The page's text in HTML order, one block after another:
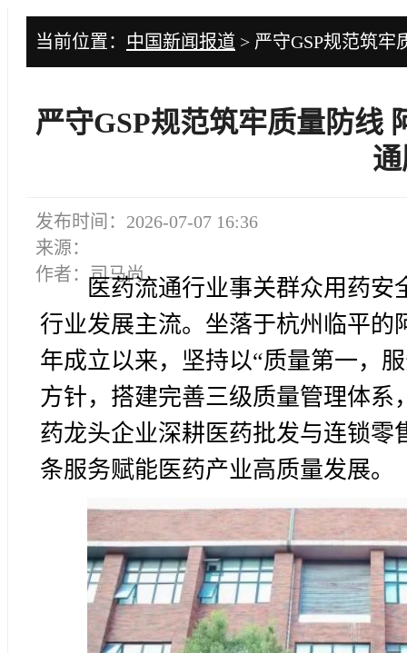
当前位置： 中国新闻报道 > 严守GSP规范筑
严守GSP规范筑牢质量防线
发布时间：2026-07-07 16:36
来源：
作者：司马尚
医药流通行业事关群众用药
行业发展主流。坐落于杭州临平的
年成立以来，坚持以“质量第一，
方针，搭建完善三级质量管理体
药龙头企业深耕医药批发与连锁
条服务赋能医药产业高质量发展。